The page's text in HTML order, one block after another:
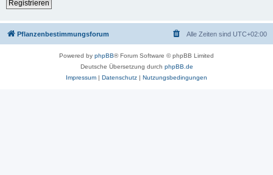
Registrieren
Pflanzenbestimmungsforum Alle Zeiten sind UTC+02:00
Powered by phpBB® Forum Software © phpBB Limited
Deutsche Übersetzung durch phpBB.de
Impressum | Datenschutz | Nutzungsbedingungen